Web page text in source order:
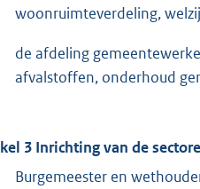
woonruimteverdeling,
de afdeling
afvalstoffen, onderhoud
3 Inrichting van de
Burgemeester en